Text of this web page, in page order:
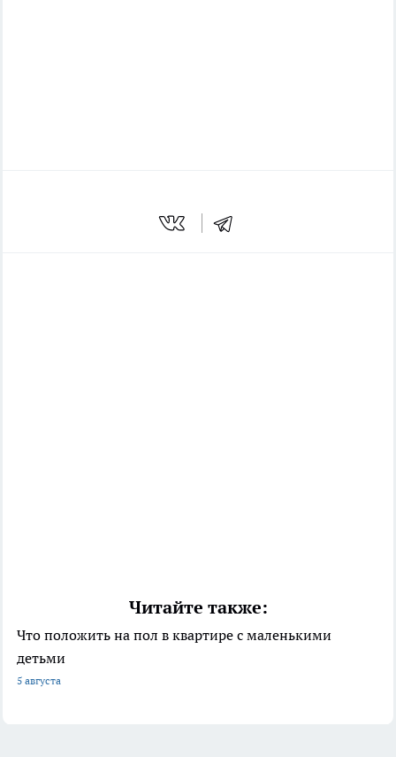
Читайте также:
Что положить на пол в квартире с маленькими
детьми
5 августа